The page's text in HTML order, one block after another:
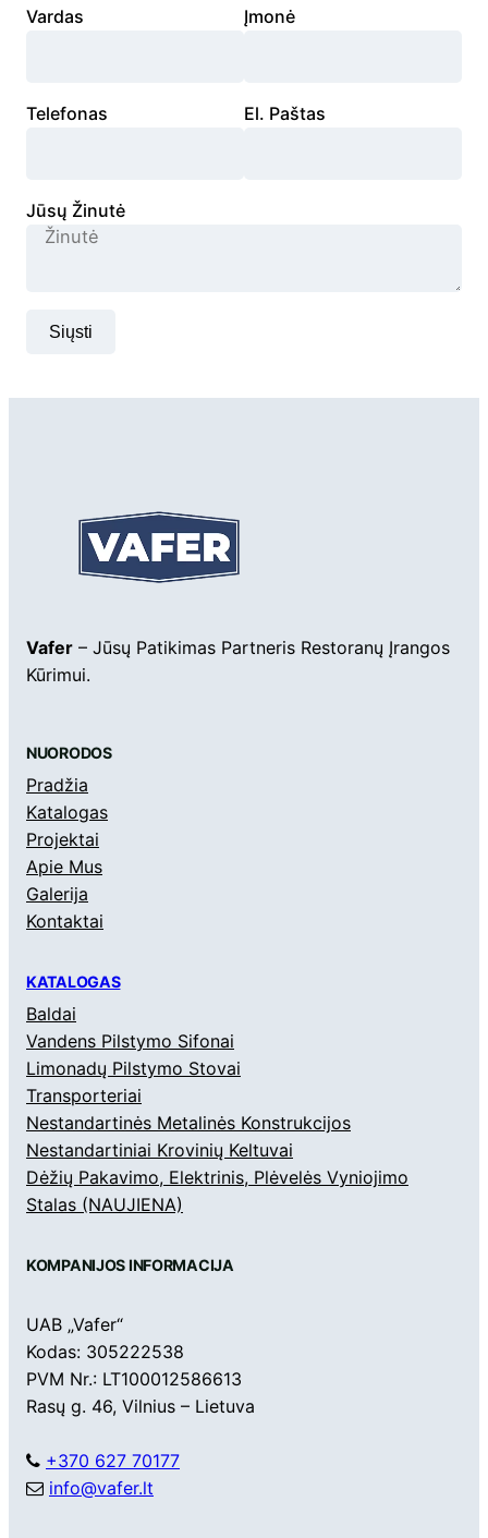
Vardas Įmonė
Telefonas El. Paštas
Jūsų Žinutė
Vafer – Jūsų Patikimas Partneris Restoranų Įrangos
Kūrimui.
NUORODOS
Pradžia
Katalogas
Projektai
Apie Mus
Galerija
Kontaktai
KATALOGAS
Baldai
Vandens Pilstymo Sifonai
Limonadų Pilstymo Stovai
Transporteriai
Nestandartinės Metalinės Konstrukcijos
Nestandartiniai Krovinių Keltuvai
Dėžių Pakavimo, Elektrinis, Plėvelės Vyniojimo
Stalas (NAUJIENA)
KOMPANIJOS INFORMACIJA
UAB „Vafer“
Kodas: 305222538
PVM Nr.: LT100012586613
Rasų g. 46, Vilnius – Lietuva
+370 627 70177
info@vafer.lt